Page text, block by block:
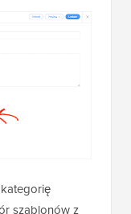
szablonów z